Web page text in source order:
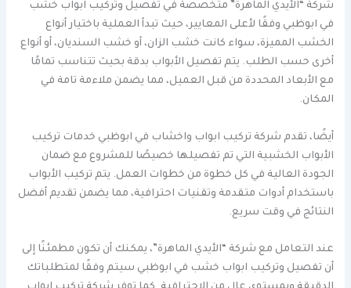
شركة “الأيدي الماهرة” متخصصة في تفصيل وتركيب ابواب خشب
في ابوظبي وفقًا لأعلى المعايير، حيث تبدأ العملية باختيار أنواع
الخشب المميزة، سواء كانت خشب الزان، أو خشب السنديان، أو أنواع
أخرى حسب الطلب. يتم تفصيل الأبواب بدقة بحيث تتناسب تمامًا
مع الأبعاد المحددة من قبل العميل، مما يضمن ملاءمة تامة في
المكان.
أيضًا، تقدم شركة تركيب ابواب واخشاب في ابوظبي خدمات تركيب
الأبواب الخشبية التي تم تفصيلها خصيصًا للمشروع مع ضمان
الجودة العالية في كل خطوة من خطوات العمل. يتم تركيب الأبواب
باستخدام أدوات متقدمة وتقنيات احترافية، مما يضمن تقديم أفضل
النتائج في وقت سريع.
عند التعامل مع شركة “الأيدي الماهرة”، يمكنك أن تكون مطمئنًا إلى
أن تفصيل وتركيب ابواب خشب في ابوظبي سيتم وفقًا لمتطلباتك